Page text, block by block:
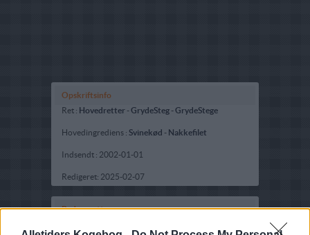
Opskriftsinfo
Ret : Hovedretter -GrydeSteg - GrydeStege
Hovedingrediens : Svinekød - Nakkefilet
Indsendt : 2002-01-01
Redigeret: 2025-02-07
Bedøm retten